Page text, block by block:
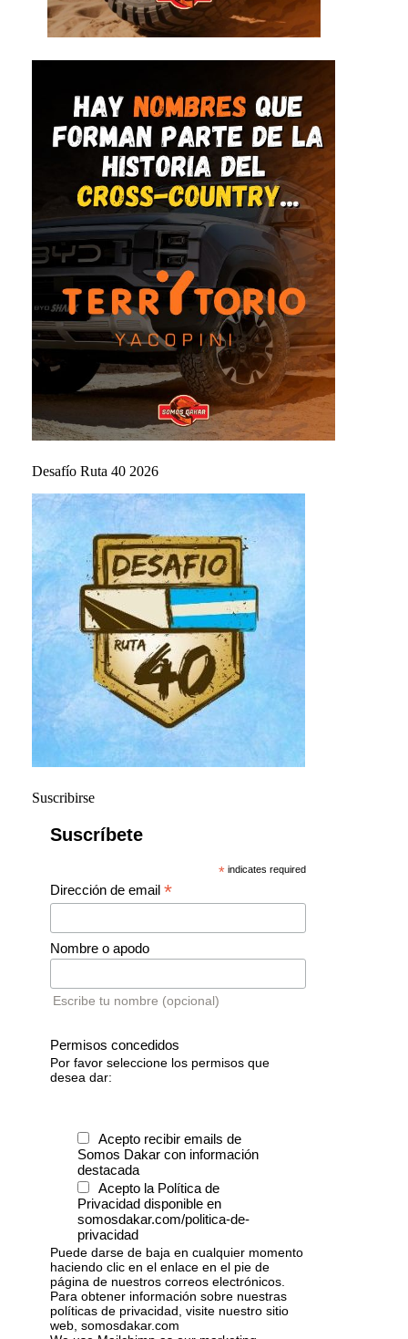
Desafío Ruta 40 2026
Suscribirse
Suscríbete
* indicates required
Dirección de email *
Nombre o apodo
Escribe tu nombre (opcional)
Permisos concedidos
Por favor seleccione los permisos que
desea dar:
Acepto recibir emails de
Somos Dakar con información
destacada
Acepto la Política de
Privacidad disponible en
somosdakar.com/politica-de-
privacidad
Puede darse de baja en cualquier momento
haciendo clic en el enlace en el pie de
página de nuestros correos electrónicos.
Para obtener información sobre nuestras
políticas de privacidad, visite nuestro sitio
web, somosdakar.com